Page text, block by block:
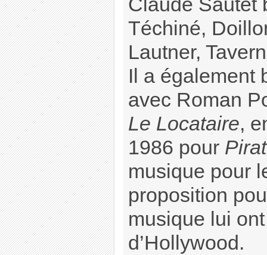
Claude Sautet
Téchiné,
Lautner,
Il a également
avec Roman
Le Locataire,
1986 pour
musique pour
proposition
musique lui
d’Hollywood.